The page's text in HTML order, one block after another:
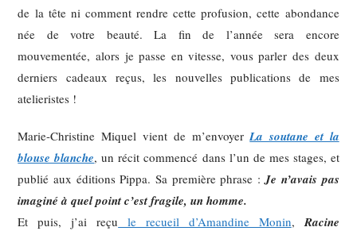
de la tête ni comment rendre cette profusion, cette abondance
née de votre beauté. La fin de l’année sera encore
mouvementée, alors je passe en vitesse, vous parler des deux
derniers cadeaux reçus, les nouvelles publications de mes
atelieristes !
Marie-Christine Miquel vient de m’envoyerLa soutane et la
blouse blanche, un récit commencé dans l’un de mes stages, et
publié aux éditions Pippa. Sa première phrase :Je n’avais pas
imaginé à quel point c’est fragile, un homme.
Et puis, j’ai reçu le recueil d’Amandine Monin,Racine